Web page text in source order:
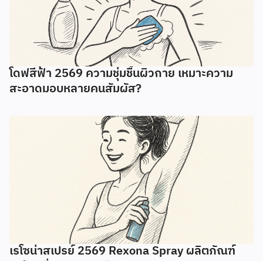
โดฟสีฟ้า 2569 ความชุ่มชื้นผิวกาย เหมาะความ
สะอาดมอบหลายคนสัมผัส?
เรโซน่าสเปรย์ 2569 Rexona Spray ผลิตภัณฑ์